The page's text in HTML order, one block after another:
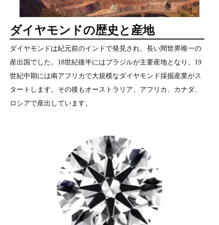
ダイヤモンドの歴史と産地
ダイヤモンドは紀元前のインドで発見され、長い間世界唯一の
産出国でした。18世紀後半にはブラジルが主要産地となり、19
世紀中期には南アフリカで大規模なダイヤモンド採掘産業がス
タートします。その後もオーストラリア、アフリカ、カナダ、
ロシアで産出しています。